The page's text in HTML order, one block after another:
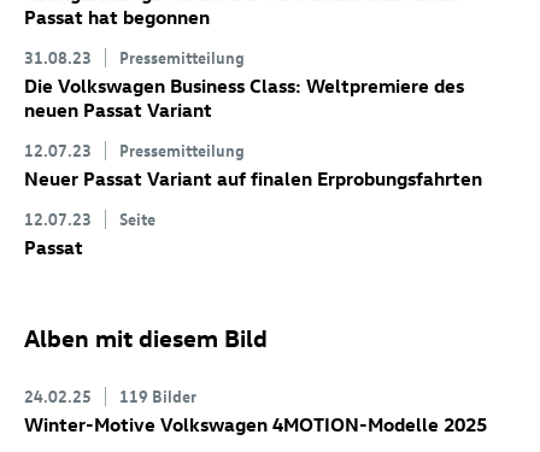
Passat hat begonnen
31.08.23 Pressemitteilung
Die Volkswagen Business Class: Weltpremiere des
neuen Passat Variant
12.07.23 Pressemitteilung
Neuer Passat Variant auf finalen Erprobungsfahrten
12.07.23 Seite
Passat
Alben mit diesem Bild
24.02.25 119 Bilder
Winter-Motive Volkswagen 4MOTION-Modelle 2025